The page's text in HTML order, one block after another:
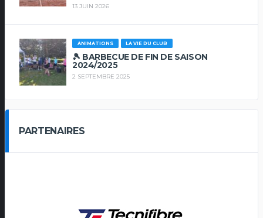
13 JUIN 2026
ANIMATIONS LA VIE DU CLUB
🎾 BARBECUE DE FIN DE SAISON
2024/2025
2 SEPTEMBRE 2025
PARTENAIRES